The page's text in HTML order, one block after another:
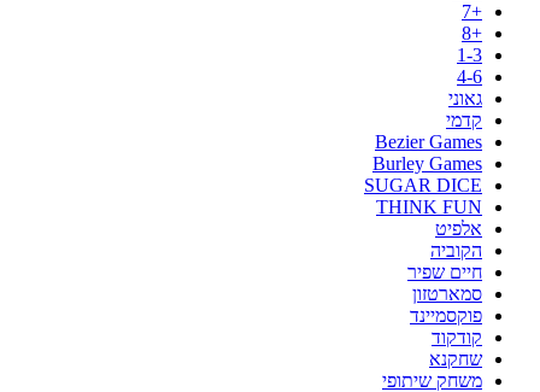
+7
+8
1-3
4-6
גאוני
קדמי
Bezier Games
Burley Games
SUGAR DICE
THINK FUN
אלפיט
הקוביה
חיים שפיר
סמארטזון
פוקסמיינד
קודקוד
שחקנא
משחק שיתופי